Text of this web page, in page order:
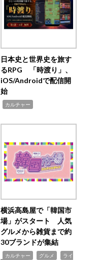
日本史と世界史を旅す
るRPG 「時渡り」、
iOS/Androidで配信開
始
カルチャー
横浜高島屋で「韓国市
場」がスタート 人気
グルメから雑貨まで約
30ブランドが集結
カルチャー グルメ
ライ